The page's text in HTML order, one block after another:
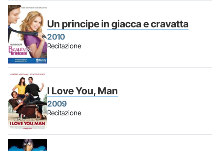
Un principe in giacca e cravatta
2010
Recitazione
I Love You, Man
2009
Recitazione